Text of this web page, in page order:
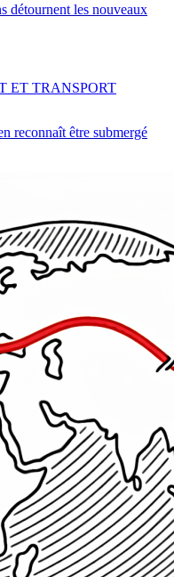
détournent les nouveaux
reconnaît être submergé
ET TRANSPORT